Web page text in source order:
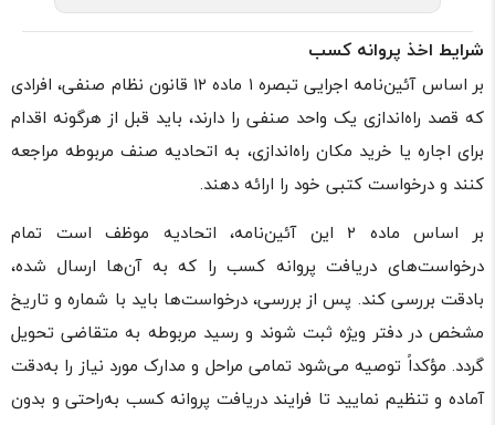
شرایط اخذ پروانه کسب
بر اساس آئین‌نامه اجرایی تبصره ۱ ماده ۱۲ قانون نظام صنفی، افرادی
که قصد راه‌اندازی یک واحد صنفی را دارند، باید قبل از هرگونه اقدام
برای اجاره یا خرید مکان راه‌اندازی، به اتحادیه صنف مربوطه مراجعه
کنند و درخواست کتبی خود را ارائه دهند.
بر اساس ماده ۲ این آئین‌نامه، اتحادیه موظف است تمام
درخواست‌های دریافت پروانه کسب را که به آن‌ها ارسال شده،
بادقت بررسی کند. پس از بررسی، درخواست‌ها باید با شماره و تاریخ
مشخص در دفتر ویژه ثبت شوند و رسید مربوطه به متقاضی تحویل
گردد. مؤکداً توصیه می‌شود تمامی مراحل و مدارک مورد نیاز را به‌دقت
آماده و تنظیم نمایید تا فرایند دریافت پروانه کسب به‌راحتی و بدون